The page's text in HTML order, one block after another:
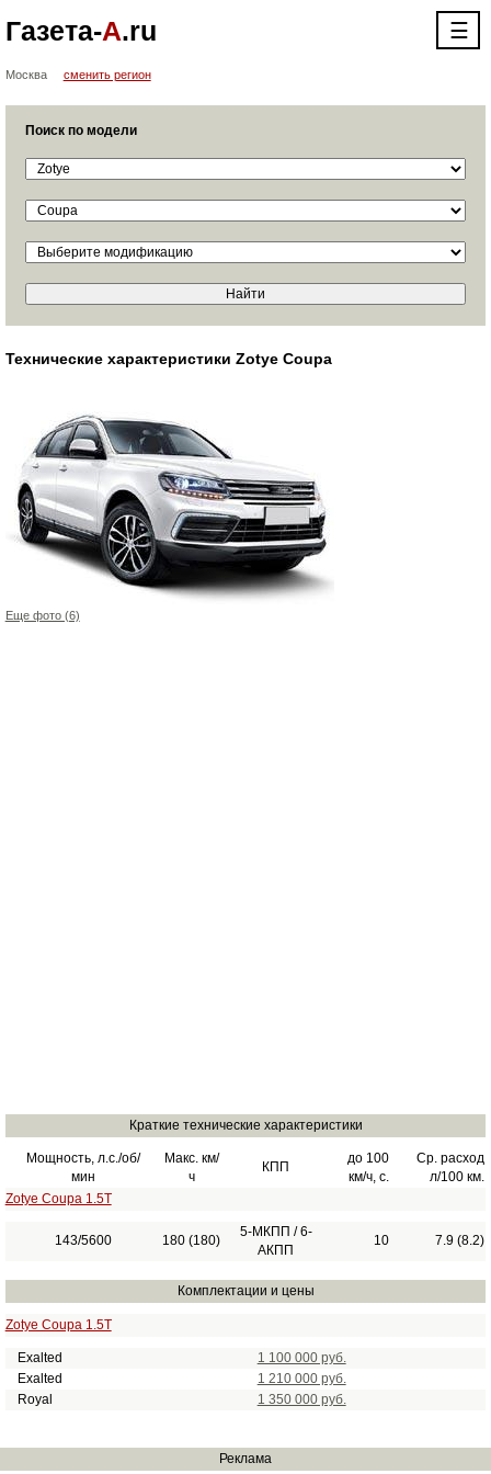
Газета-А.ru ☰
Москва сменить регион
Поиск по модели
Технические характеристики Zotye Coupa
Еще фото (6)
Краткие технические характеристики
Мощность, л.с./об/
мин
Макс. км/
ч
КПП
до 100
км/ч, с.
Ср. расход
л/100 км.
Zotye Coupa 1.5T
143/5600 180 (180)
5-МКПП / 6-
АКПП
10 7.9 (8.2)
Комплектации и цены
Zotye Coupa 1.5T
Exalted
1 100 000 руб.
Exalted
1 210 000 руб.
Royal
1 350 000 руб.
Реклама